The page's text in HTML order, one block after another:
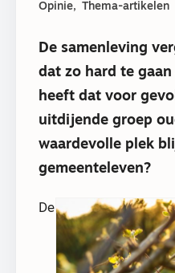
Opinie Thema-artikelen
De samenleving
dat zo hard te
heeft dat voor
uitdijende groep
waardevolle plek
gemeenteleven?
De